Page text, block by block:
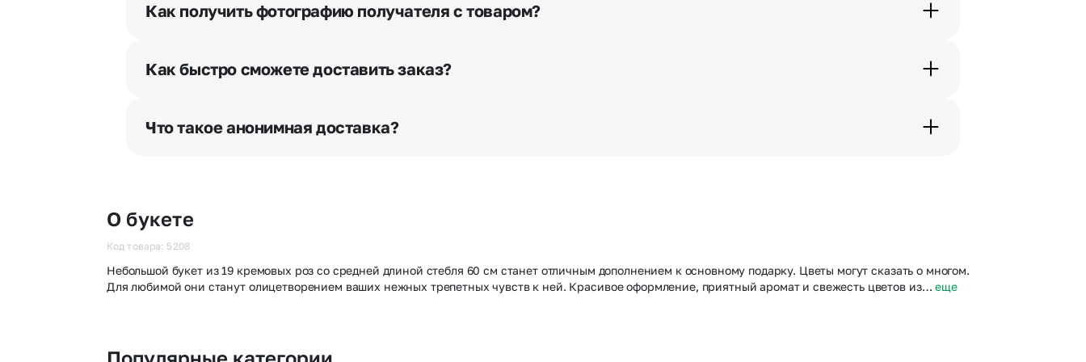
Как получить фотографию получателя с товаром?
разрешения получателя, после чего высылается заказчику на указанный им почтовый адрес в срок от 1 до 3 дней. Услуга
бесплатная.
Как быстро сможете доставить заказ?
часа после оформления заказа.
Что такое анонимная доставка?
О букете
Код товара: 5208
Небольшой букет из 19 кремовых роз со средней длиной стебля 60 см станет отличным дополнением к основному подарку. Цветы могут сказать о многом.
Для любимой они станут олицетворением ваших нежных трепетных чувств к ней. Красивое оформление, приятный аромат и свежесть цветов из… еще